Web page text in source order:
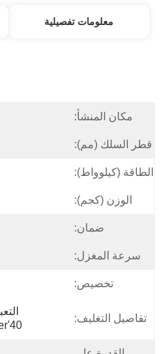
معلومات تفصيلية
مكان المنشأ:
قطر السلك (مم):
الطاقة (كيلوواط):
الوزن (كجم):
ضمان:
سرعة المغزل:
تخصيص:
تفاصيل التغليف:
40'container بواسطة سلك حديد